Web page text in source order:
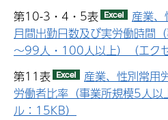
第10-3・4・5表
産業
月間出勤日数及び実労働時間
～99人・100人以上）（エク
第11表
産業、性別常用
労働者比率（事業所規模5人
ル：15KB）